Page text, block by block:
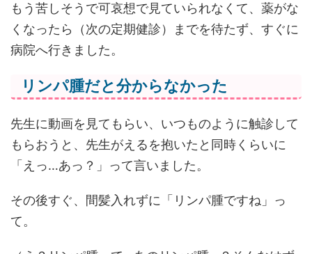
もう苦しそうで可哀想で見ていられなくて、薬がな
くなったら（次の定期健診）までを待たず、すぐに
病院へ行きました。
リンパ腫だと分からなかった
先生に動画を見てもらい、いつものように触診して
もらおうと、先生がえるを抱いたと同時くらいに
「えっ…あっ？」って言いました。
その後すぐ、間髪入れずに「リンパ腫ですね」っ
て。